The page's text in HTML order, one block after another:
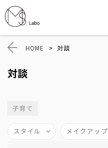
HOME > 対談
対談
子育て
スタイル メイクアップ